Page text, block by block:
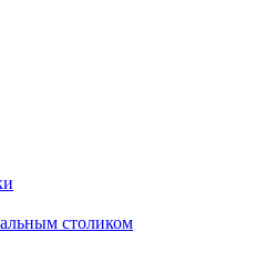
столиком